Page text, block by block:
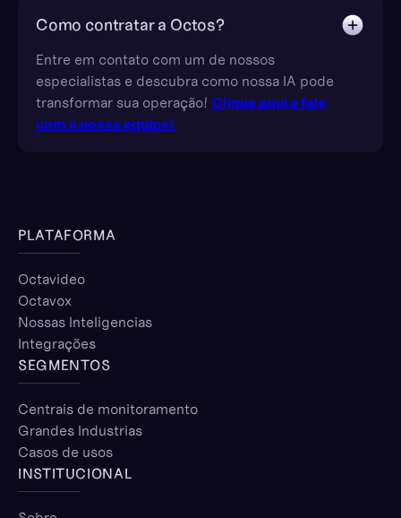
Como contratar a Octos?
Entre em contato com um de nossos
especialistas e descubra como nossa IA pode
transformar sua operação! Clique aqui e fale
com a nossa equipe!
PLATAFORMA
Octavideo
Octavox
Nossas Inteligencias
Integrações
SEGMENTOS
Centrais de monitoramento
Grandes Industrias
Casos de usos
INSTITUCIONAL